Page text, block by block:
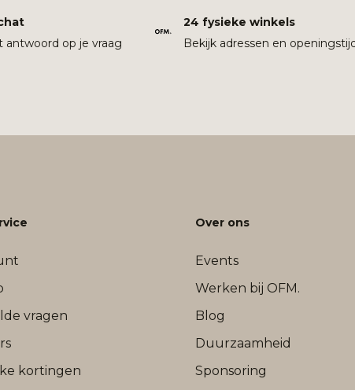
antwoord op je vraag
24 fysieke winkels
Bekijk adressen en
vragen
kortingen
Over ons
Events
Werken bij OFM.
Blog
Duurzaamheid
Sponsoring